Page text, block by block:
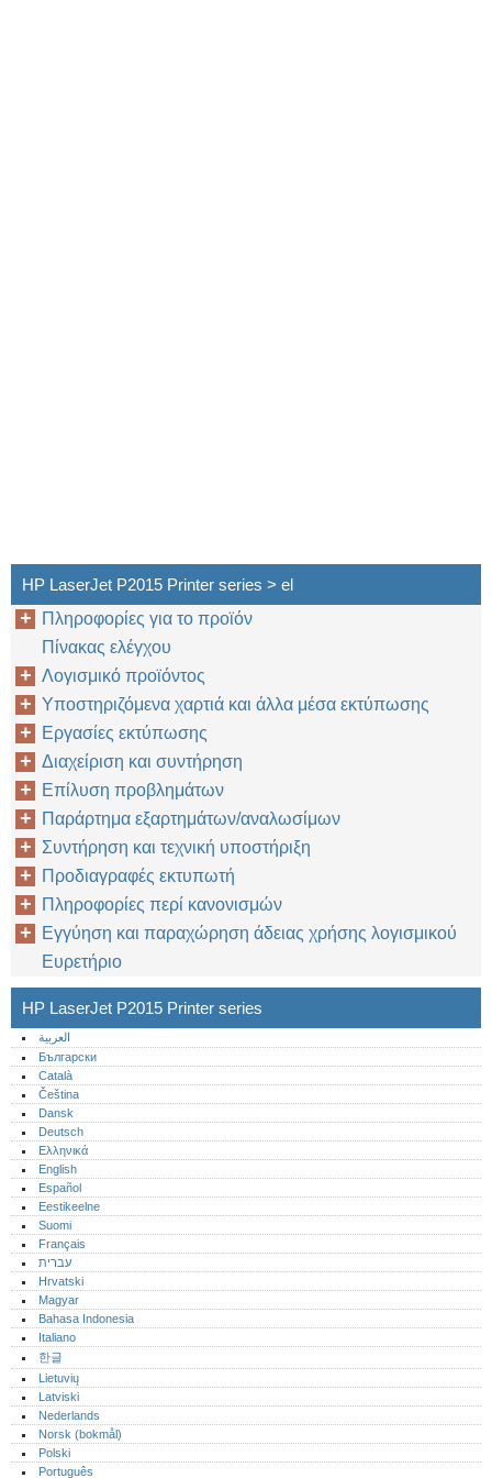
HP LaserJet P2015 Printer series > el
Πληροφορίες για το προϊόν
Πίνακας ελέγχου
Λογισμικό προϊόντος
Υποστηριζόμενα χαρτιά και άλλα μέσα εκτύπωσης
Εργασίες εκτύπωσης
Διαχείριση και συντήρηση
Επίλυση προβλημάτων
Παράρτημα εξαρτημάτων/αναλωσίμων
Συντήρηση και τεχνική υποστήριξη
Προδιαγραφές εκτυπωτή
Πληροφορίες περί κανονισμών
Εγγύηση και παραχώρηση άδειας χρήσης λογισμικού
Ευρετήριο
HP LaserJet P2015 Printer series
العربية
Български
Català
Čeština
Dansk
Deutsch
Ελληνικά
English
Español
Eestikeelne
Suomi
Français
עברית
Hrvatski
Magyar
Bahasa Indonesia
Italiano
한글
Lietuvių
Latviski
Nederlands
Norsk (bokmål)‎
Polski
Português‎